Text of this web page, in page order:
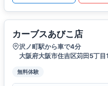
カーブスあびこ店
沢ノ町駅から車で4分
大阪府大阪市住吉区苅田5丁目
無料体験